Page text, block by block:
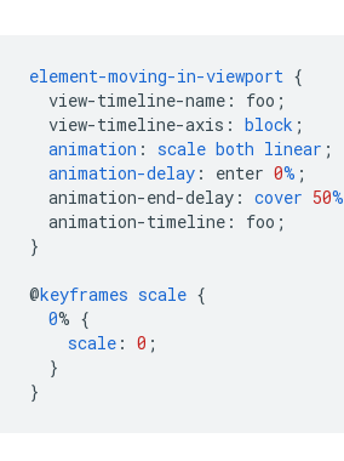
element-moving-in-viewport {
view-timeline-name : foo ;
view-timeline-axis : block ;
animation : scale both linear ;
animation-delay : enter 0% ;
animation-end-delay : cover 50%
animation-timeline : foo ;
}
@keyframes scale {
0% {
scale : 0 ;
}
}